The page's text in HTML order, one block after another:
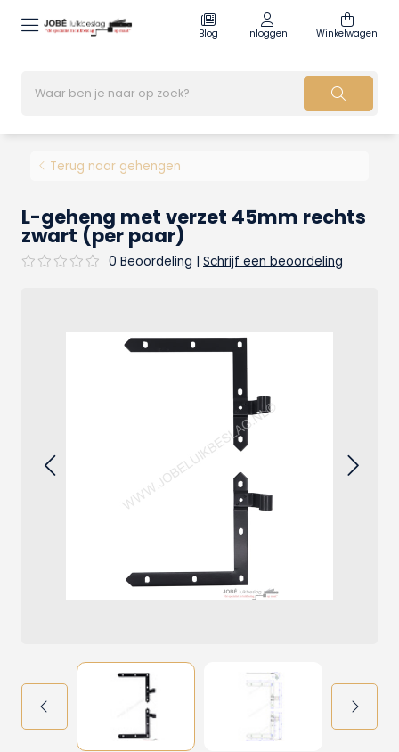
Blog Inloggen Winkelwagen
Terug naar gehengen
L-geheng met verzet 45mm rechts
zwart (per paar)
0 Beoordeling | Schrijf een beoordeling